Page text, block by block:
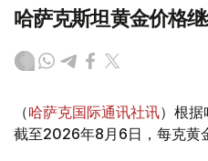
哈萨克斯坦黄金价格
（哈萨克国际通讯社讯）根据
截至2026年8月6日，每克黄